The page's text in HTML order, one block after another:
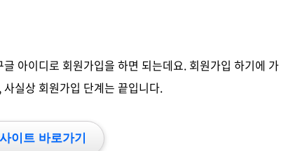
아이디로 회원가입을 하면 되는데요. 회원가입 하기에 가
실상 회원가입 단계는 끝입니다.
이트 바로가기